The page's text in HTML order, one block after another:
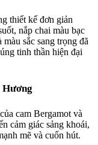
thiết kế đơn giản
nắp chai màu bạc
sắc sang trọng đã
tinh thần hiện đại
cam Bergamot và
cảm giác sảng khoái,
mẽ và cuốn hút.